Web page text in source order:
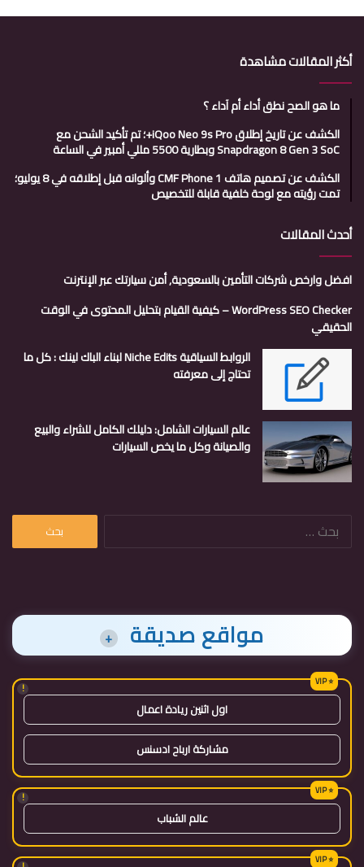
أكثر المقالات مشاهدة
ما هو الصح نطق أداء أم آداء ؟
الكشف عن تاريخ إطلاق iQoo Neo 9s Pro+؛ تم تأكيد الشحن مع
Snapdragon 8 Gen 3 SoC وبطارية 5500 مللي أمبير في الساعة
الكشف عن تصميم هاتف CMF Phone 1 وألوانه قبل إطلاقه في 8 يوليو؛
تمت رؤيته مع لوحة خلفية قابلة للتخصيص
أحدث المقالات
افضل وارخص شركات التأمين بالسعودية, أمن سيارتك عبر الإنترنت
WordPress SEO Checker – كيفية القيام بتحليل المحتوى في الوقت
الحقيقي
الروابط السياقية Niche Edits لبناء الباك لينك : كل ما
تحتاج إلى معرفته
عالم السيارات الشامل: دليلك الكامل للشراء والبيع
والصيانة وكل ما يخص السيارات
البحث
مواقع صديقة +
!
اول اثنين ريادة اعمال
مشاركة ارباح ادسنس
!
عالم الشباب